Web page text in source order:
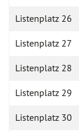
Listenplatz 26
Listenplatz 27
Listenplatz 28
Listenplatz 29
Listenplatz 30